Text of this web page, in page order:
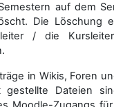
auf dem
Die Löschung
/ die
in Wikis, Foren
gestellte Dateien